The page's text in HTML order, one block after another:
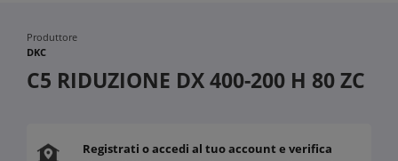
Produttore
DKC
C5 RIDUZIONE DX 400-200 H 80 ZC
Registrati o accedi al tuo account e verifica